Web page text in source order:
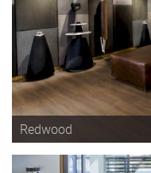
Redwood